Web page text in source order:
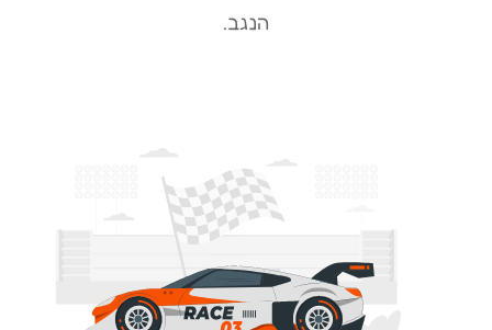
הנגב.